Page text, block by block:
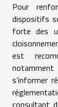
Pour
dispositifs
forte des
est
notamment
s’informer